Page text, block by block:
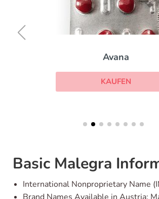
Avana
KAUFEN
Basic Malegra
International Nonproprietary Name